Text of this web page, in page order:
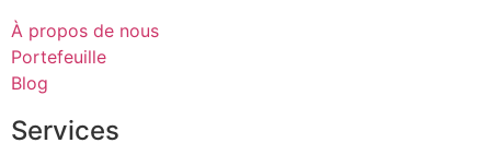
À propos de nous
Portefeuille
Blog
Services